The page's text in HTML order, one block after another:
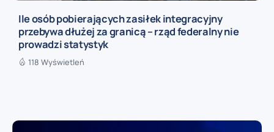
Ile osób pobierających zasiłek integracyjny
przebywa dłużej za granicą – rząd federalny nie
prowadzi statystyk
118 Wyświetleń